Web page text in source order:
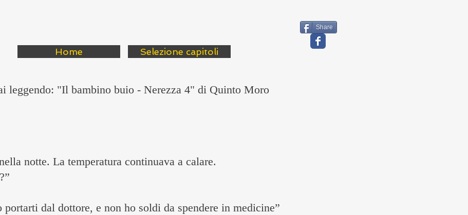
Share
Home Selezione capitoli
leggendo: "Il bambino buio - Nerezza 4" di Quinto Moro
notte. La temperatura continuava a calare.
portarti dal dottore, e non ho soldi da spendere in medicine”